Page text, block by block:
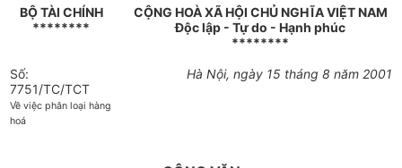
BỘ TÀI CHÍNH
********
CỘNG HOÀ XÃ HỘI CHỦ NGHĨA VIỆT NAM
Độc lập - Tự do - Hạnh phúc
********
Số:
7751/TC/TCT
Về việc phân loại hàng
hoá
Hà Nội, ngày 15 tháng 8 năm 2001